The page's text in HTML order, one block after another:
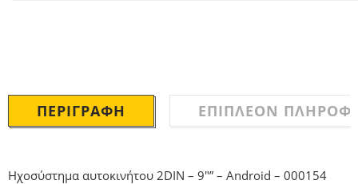
ΠΕΡΙΓΡΑΦΉ ΕΠΙΠΛΈΟΝ
Ηχοσύστημα αυτοκινήτου 2DIN – 9″” – Android – 000154